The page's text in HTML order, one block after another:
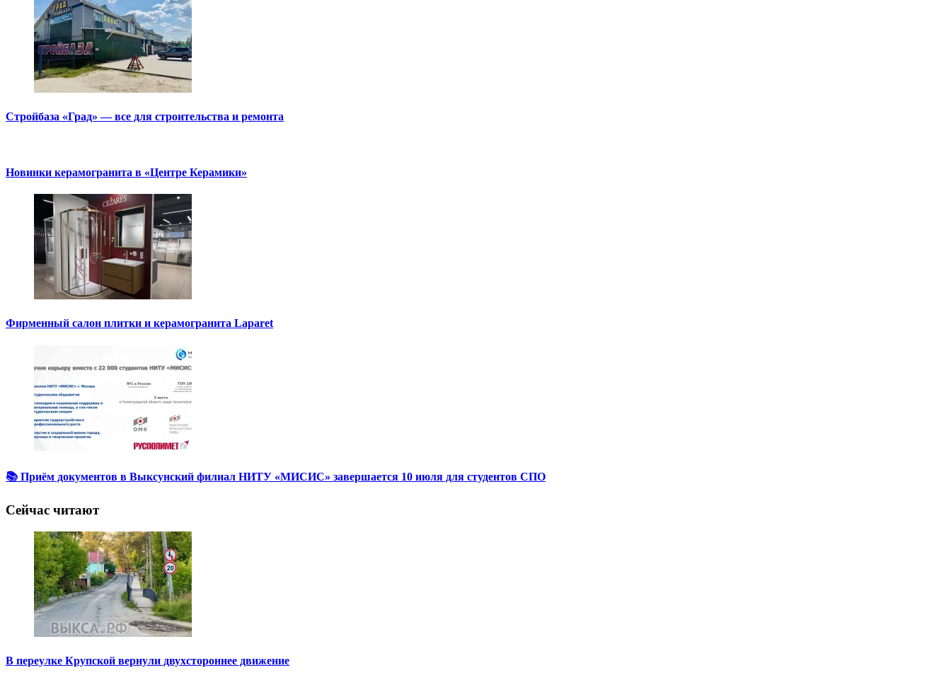
Стройбаза «Град» — все для строительства и ремонта
Новинки керамогранита в «Центре Керамики»
Фирменный салон плитки и керамогранита Laparet
📚 Приём документов в Выксунский филиал НИТУ «МИСИС» завершается 10 июля для студентов СПО
Сейчас читают
В переулке Крупской вернули двухстороннее движение